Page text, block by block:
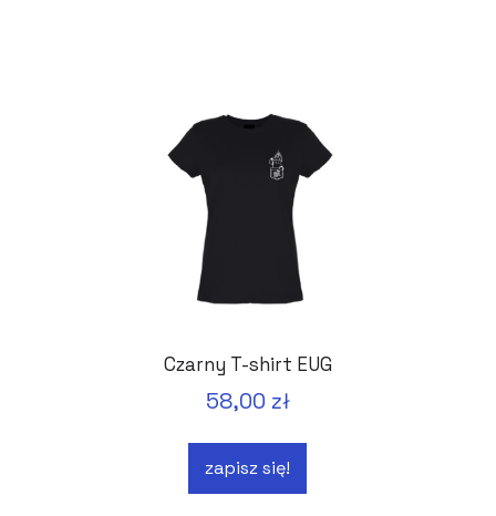
Czarny T-shirt EUG
58,00 zł
zapisz się!